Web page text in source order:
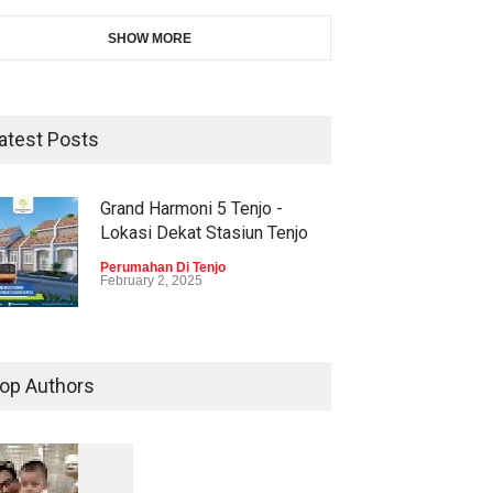
SHOW MORE
Posts
Grand Harmoni 5 Tenjo -
Lokasi Dekat Stasiun Tenjo
Perumahan Di Tenjo
February 2, 2025
Authors